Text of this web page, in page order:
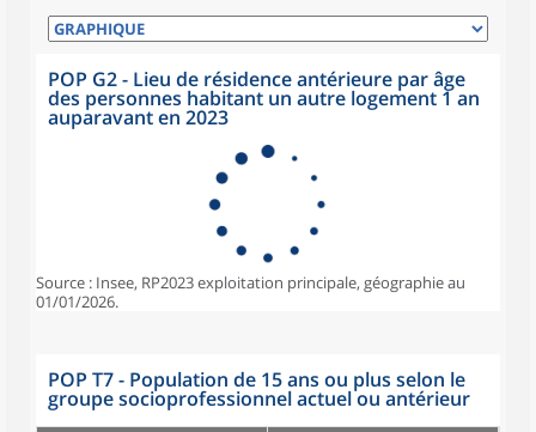
POP G2 - Lieu de résidence antérieure par âge
des personnes habitant un autre logement 1 an
auparavant en 2023
Source : Insee, RP2023 exploitation principale, géographie au
01/01/2026.
POP T7 - Population de 15 ans ou plus selon le
groupe socioprofessionnel actuel ou antérieur